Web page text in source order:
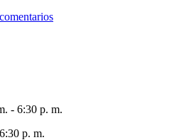
- 6:30 p. m.
p. m.